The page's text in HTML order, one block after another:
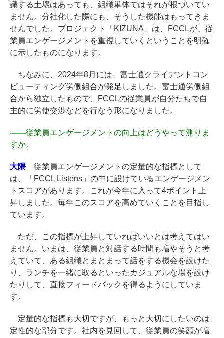
識する土壌はあっても、組織単体ではそれが根づいてい
ません。分社化した際にも、そうした機能はもってきま
せんでした。プロジェクト「KIZUNA」は、FCCLが、従
業員エンゲージメントを重視していくということを明確
に示したものになります。
ちなみに、2024年8月には、富士通クライアントコン
ピューティング労働組合が発足しました。富士通労働組
合から独立したもので、FCCLの従業員が自分たちで自
主的に労使交渉などを行なう形になりました。
――従業員エンゲージメントの向上はどうやって測りま
すか。
大隈 従業員エンゲージメントの定量的な指標として
は、「FCCL Listens」の中に設けているエンゲージメン
トスコアがあります。これが今年に入って4ポイント上
昇しました。毎年このスコアを高めていくことを目指し
ています。
ただ、この指標が上昇していればいいとは考えてはい
ません。いまは、従業員と対話する時間も増やそうと考
えていて、ある組織とまとまって話をする機会を設けた
り、ランチを一緒に取るといったカジュアルな場を設け
たりして、直接フィードバックを得るようにしていま
す。
定量的な指標も大切ですが、もっと大切にしたいのは
定性的な部分です。社内を見回して、従業員の笑顔が増